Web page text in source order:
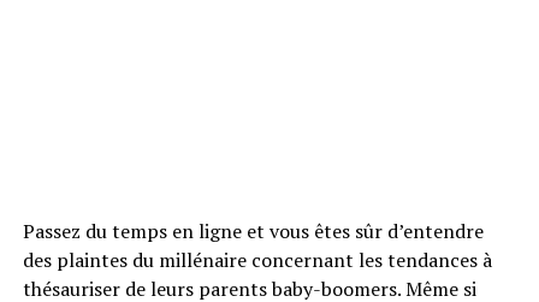
Passez du temps en ligne et vous êtes sûr d’entendre
des plaintes du millénaire concernant les tendances à
thésauriser de leurs parents baby-boomers. Même si